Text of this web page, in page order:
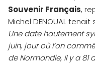
Souvenir Français,
Michel DENOUAL
Une date hautement
juin, jour où l’on
de Normandie, il y a